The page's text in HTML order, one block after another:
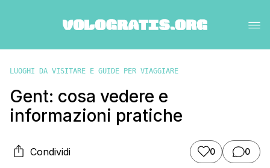
LUOGHI DA VISITARE E GUIDE PER VIAGGIARE
Gent: cosa vedere e
informazioni pratiche
Condividi 0 0